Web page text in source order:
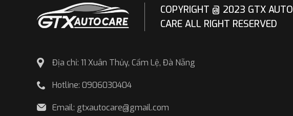
COPYRIGHT @ 2023 GTX AUTO
CARE ALL RIGHT RESERVED
Địa chỉ: 11 Xuân Thủy, Cẩm Lệ, Đà Nẵng
Hotline: 0906030404
Email: gtxautocare@gmail.com